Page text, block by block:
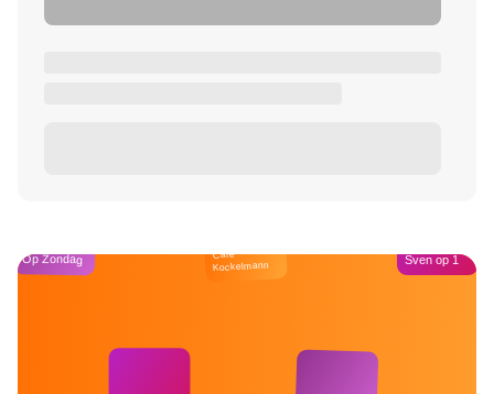
Op Zondag Café
Kockelmann Sven op 1